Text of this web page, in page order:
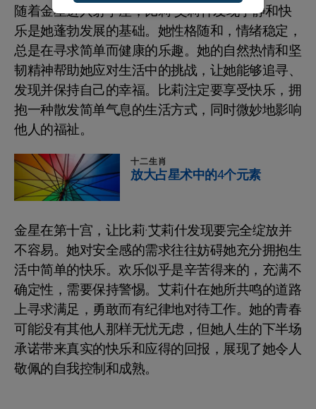
随着金星进入射手座，比莉·艾莉什发现宁静和快
乐是她蓬勃发展的基础。她性格随和，情绪稳定，
总是在寻求简单而健康的乐趣。她的自然热情和坚
韧精神帮助她应对生活中的挑战，让她能够追寻、
发现并保持自己的幸福。比莉注定要享受快乐，拥
抱一种散发简单气息的生活方式，同时微妙地影响
他人的福祉。
十二生肖
放大占星术中的4个元素
金星在第十宫，让比莉·艾莉什发现要完全绽放并
不容易。她对安全感的需求往往妨碍她充分拥抱生
活中简单的快乐。欢乐似乎是辛苦得来的，充满不
确定性，需要保持警惕。艾莉什在她所共鸣的道路
上寻求满足，勇敢而有纪律地对待工作。她的青春
可能没有其他人那样无忧无虑，但她人生的下半场
承诺带来真实的快乐和应得的回报，展现了她令人
敬佩的自我控制和成熟。